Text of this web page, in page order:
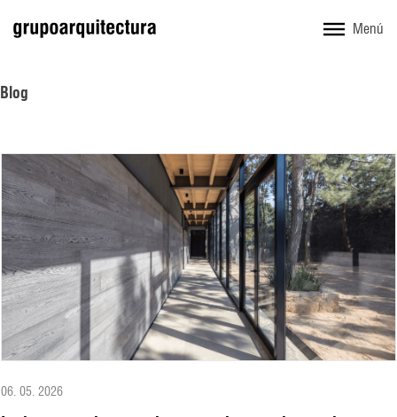
Menú
Blog
06. 05. 2026